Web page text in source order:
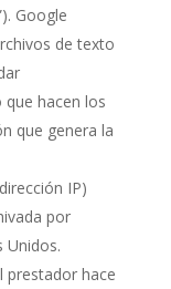
Google
de texto
que hacen los
que genera la
IP)
por
Unidos.
prestador hace